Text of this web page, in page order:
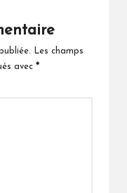
Les champs
avec *